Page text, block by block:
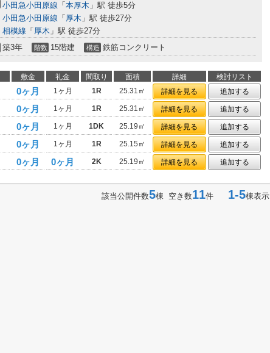
小田急小田原線 「 本厚木 」駅 徒歩5分
小田急小田原線 「 厚木 」駅 徒歩27分
相模線 「 厚木 」駅 徒歩27分
築3年 階数 15階建 構造 鉄筋コンクリート
敷金 礼金 間取り 面積 詳細
検討リスト
0ヶ月 1ヶ月 1R 25.31㎡ 詳細を見る
追加する
0ヶ月 1ヶ月 1R 25.31㎡ 詳細を見る
追加する
0ヶ月 1ヶ月 1DK 25.19㎡ 詳細を見る
追加する
0ヶ月 1ヶ月 1R 25.15㎡ 詳細を見る
追加する
0ヶ月 0ヶ月 2K 25.19㎡ 詳細を見る 追加する
該当公開件数5棟 空き数11件 1-5棟表示